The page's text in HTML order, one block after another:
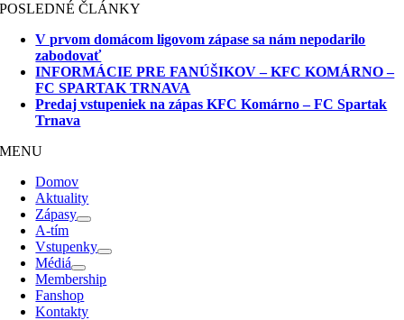
POSLEDNÉ ČLÁNKY
V prvom domácom ligovom zápase sa nám nepodarilo
zabodovať
INFORMÁCIE PRE FANÚŠIKOV – KFC KOMÁRNO –
FC SPARTAK TRNAVA
Predaj vstupeniek na zápas KFC Komárno – FC Spartak
Trnava
MENU
Domov
Aktuality
Zápasy
A-tím
Vstupenky
Médiá
Membership
Fanshop
Kontakty